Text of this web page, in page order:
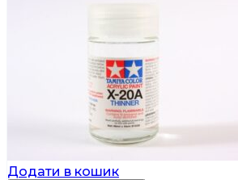
Додати в кошик